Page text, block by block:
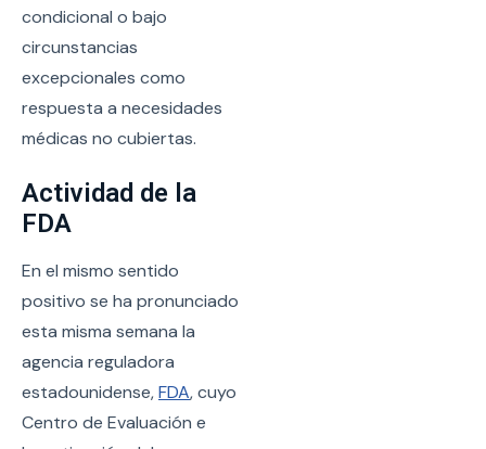
condicional o bajo
circunstancias
excepcionales como
respuesta a necesidades
médicas no cubiertas.
Actividad de la
FDA
En el mismo sentido
positivo se ha pronunciado
esta misma semana la
agencia reguladora
estadounidense,FDA, cuyo
Centro de Evaluación e